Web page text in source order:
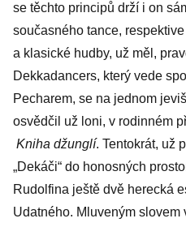
se těchto principů drží i on
současného tance,
a klasické hudby, už měl,
Dekkadancers, který vede
Pecharem, se na jednom
osvědčil už loni, v rodinném
Kniha džunglí. Tentokrát, už
„Dekáči“ do honosných
Rudolfina ještě dvě herecká
Udatného. Mluveným slovem